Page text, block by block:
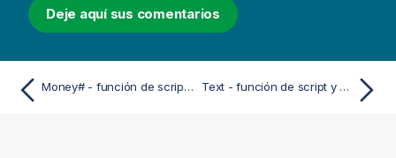
Deje aquí sus comentarios
Money# - función de script y de gráfico Text - función de script y de gráfico